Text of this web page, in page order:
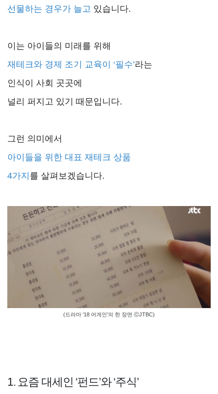
선물하는 경우가 늘고 있습니다.
이는 아이들의 미래를 위해
재테크와 경제 조기 교육이 ‘필수’라는
인식이 사회 곳곳에
널리 퍼지고 있기 때문입니다.
그런 의미에서
아이들을 위한 대표 재테크 상품
4가지 를 살펴보겠습니다.
(드라마 '18 어게인'의 한 장면 ⓒJTBC)
1. 요즘 대세인 ‘펀드’와 ‘주식’